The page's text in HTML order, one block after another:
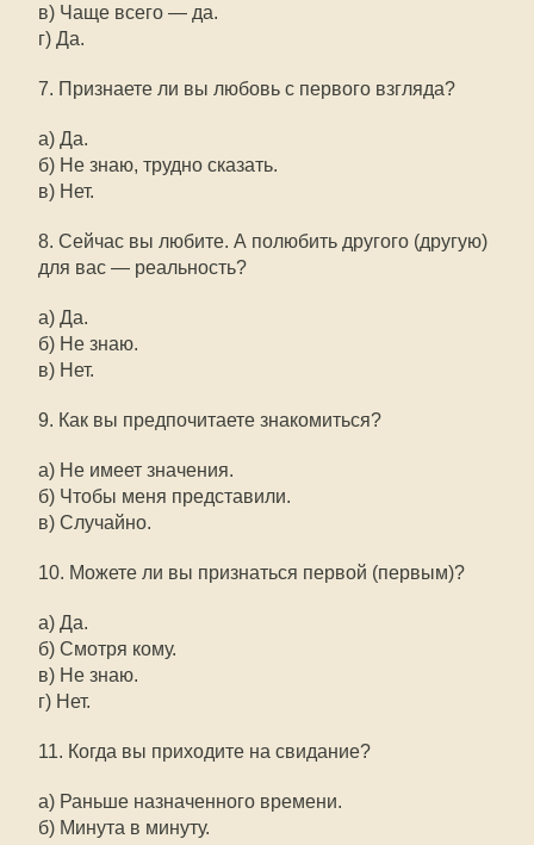
в) Чаще всего — да.
г) Да.
7. Признаете ли вы любовь с первого взгляда?
а) Да.
б) Не знаю, трудно сказать.
в) Нет.
8. Сейчас вы любите. А полюбить другого (другую)
для вас — реальность?
а) Да.
б) Не знаю.
в) Нет.
9. Как вы предпочитаете знакомиться?
а) Не имеет значения.
б) Чтобы меня представили.
в) Случайно.
10. Можете ли вы признаться первой (первым)?
а) Да.
б) Смотря кому.
в) Не знаю.
г) Нет.
11. Когда вы приходите на свидание?
а) Раньше назначенного времени.
б) Минута в минуту.